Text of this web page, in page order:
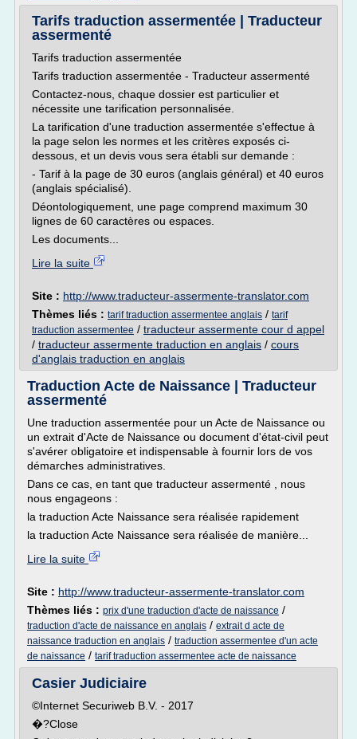
Tarifs traduction assermentée | Traducteur
assermenté
Tarifs traduction assermentée
Tarifs traduction assermentée - Traducteur assermenté
Contactez-nous, chaque dossier est particulier et
nécessite une tarification personnalisée.
La tarification d'une traduction assermentée s'effectue à
la page selon les normes et les critères exposés ci-
dessous, et un devis vous sera établi sur demande :
- Tarif à la page de 30 euros (anglais général) et 40 euros
(anglais spécialisé).
Déontologiquement, une page comprend maximum 30
lignes de 60 caractères ou espaces.
Les documents...
Lire la suite
Site : http://www.traducteur-assermente-translator.com
Thèmes liés : tarif traduction assermentee anglais / tarif
traduction assermentee / traducteur assermente cour d appel
/ traducteur assermente traduction en anglais / cours
d'anglais traduction en anglais
Traduction Acte de Naissance | Traducteur
assermenté
Une traduction assermentée pour un Acte de Naissance ou
un extrait d'Acte de Naissance ou document d'état-civil peut
s'avérer obligatoire et indispensable à fournir lors de vos
démarches administratives.
Dans ce cas, en tant que traducteur assermenté , nous
nous engageons :
la traduction Acte Naissance sera réalisée rapidement
la traduction Acte Naissance sera réalisée de manière...
Lire la suite
Site : http://www.traducteur-assermente-translator.com
Thèmes liés : prix d'une traduction d'acte de naissance /
traduction d'acte de naissance en anglais / extrait d acte de
naissance traduction en anglais / traduction assermentee d'un acte
de naissance / tarif traduction assermentee acte de naissance
Casier Judiciaire
©Internet Securiweb B.V. - 2017
�?Close